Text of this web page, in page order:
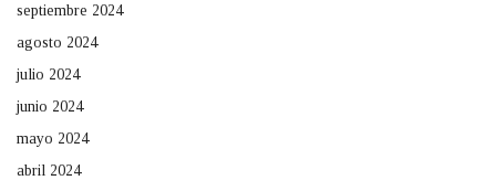
septiembre 2024
agosto 2024
julio 2024
junio 2024
mayo 2024
abril 2024